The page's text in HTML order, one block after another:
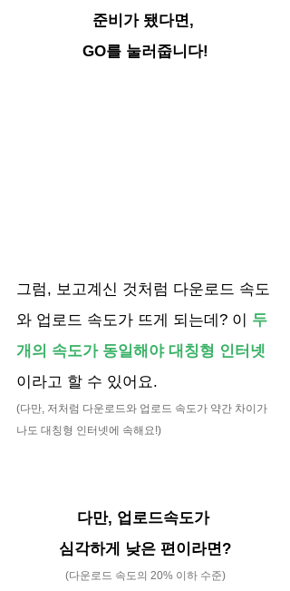
준비가 됐다면,
GO를 눌러줍니다!
그럼, 보고계신 것처럼 다운로드 속도
와 업로드 속도가 뜨게 되는데? 이 두
개의 속도가 동일해야 대칭형 인터넷
이라고 할 수 있어요.
(다만, 저처럼 다운로드와 업로드 속도가 약간 차이가
나도 대칭형 인터넷에 속해요!)
다만, 업로드속도가
심각하게 낮은 편이라면?
(다운로드 속도의 20% 이하 수준)